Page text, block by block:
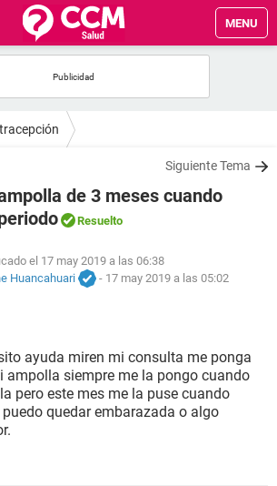
MENU
Siguiente Tema
de 3 meses cuando
Resuelto
el 17 may 2019 a las 06:38
Huancahuari
- 17 may 2019 a las 05:02
ayuda miren mi consulta me ponga
ampolla siempre me la pongo cuando
pero este mes me la puse cuando
quedar embarazada o algo